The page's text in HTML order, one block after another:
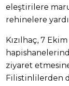
eleştirilere
rehinelere
Kızılhaç, 7
ziyaret
Filistinlilerden